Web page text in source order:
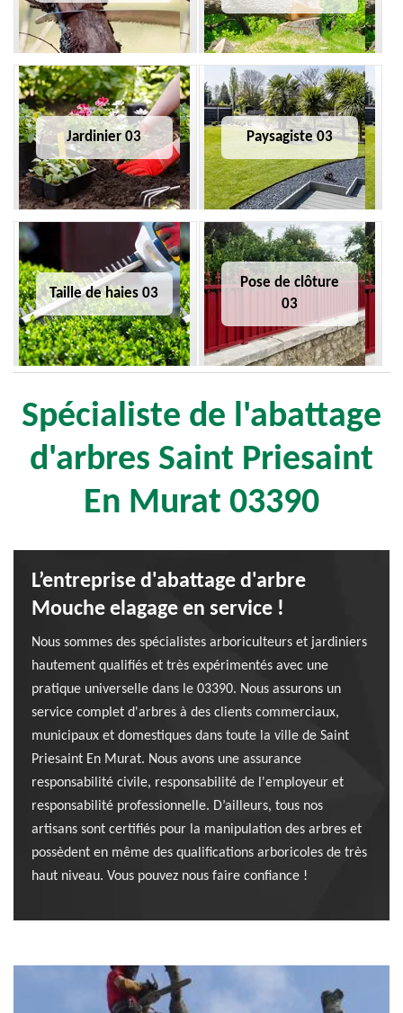
Jardinier 03 Paysagiste 03
Taille de haies 03
Pose de clôture
03
Spécialiste de l'abattage
d'arbres Saint Priesaint
En Murat 03390
L’entreprise d'abattage d'arbre
Mouche elagage en service !
Nous sommes des spécialistes arboriculteurs et jardiniers
hautement qualifiés et très expérimentés avec une
pratique universelle dans le 03390. Nous assurons un
service complet d'arbres à des clients commerciaux,
municipaux et domestiques dans toute la ville de Saint
Priesaint En Murat. Nous avons une assurance
responsabilité civile, responsabilité de l'employeur et
responsabilité professionnelle. D’ailleurs, tous nos
artisans sont certifiés pour la manipulation des arbres et
possèdent en même des qualifications arboricoles de très
haut niveau. Vous pouvez nous faire confiance !